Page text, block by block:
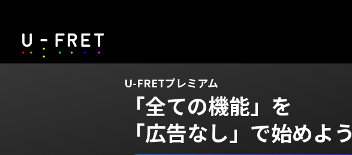
U-FRETプレミアム
「全ての機能」を
「広告なし」で始めよう